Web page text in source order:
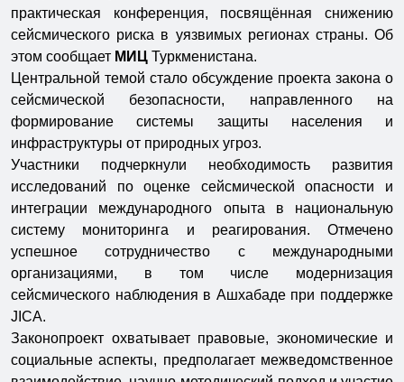
практическая конференция, посвящённая снижению
сейсмического риска в уязвимых регионах страны. Об
этом сообщает МИЦ Туркменистана.
Центральной темой стало обсуждение проекта закона о
сейсмической безопасности, направленного на
формирование системы защиты населения и
инфраструктуры от природных угроз.
Участники подчеркнули необходимость развития
исследований по оценке сейсмической опасности и
интеграции международного опыта в национальную
систему мониторинга и реагирования. Отмечено
успешное сотрудничество с международными
организациями, в том числе модернизация
сейсмического наблюдения в Ашхабаде при поддержке
JICA.
Законопроект охватывает правовые, экономические и
социальные аспекты, предполагает межведомственное